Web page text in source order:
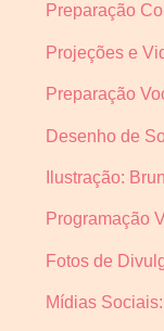
Preparação
Projeções e
Preparação
Desenho de
Ilustração:
Programação
Fotos de
Mídias